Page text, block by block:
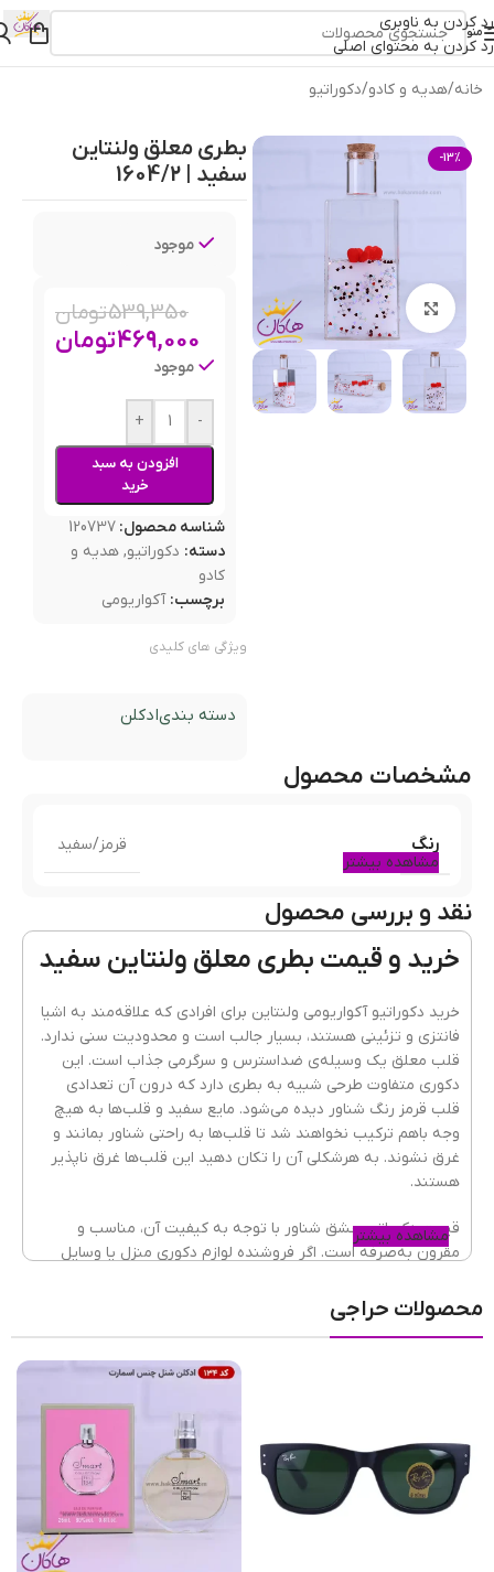
رد کردن به ناوبری
رد کردن به محتوای اصلی
منو
خانه/هدیه و کادو/دکوراتیو
-13%
بزرگنمایی تصویر
بطری معلق ولنتاین
سفید | 1604/2
موجود
539,350تومان
469,000تومان
موجود
-
+
افزودن به سبد
خرید
شناسه محصول: 120737
دسته: دکوراتیو, هدیه و
کادو
برچسب: آکواریومی
ویژگی های کلیدی
دسته بندیادکلن
مشخصات محصول
رنگ
قرمز/سفید
مشاهده بیشتر
نقد و بررسی محصول
خرید و قیمت بطری معلق ولنتاین سفید
خرید دکوراتیو آکواریومی ولنتاین برای افرادی که علاقه‌مند به اشیا
فانتزی و تزئینی هستند، بسیار جالب است و محدودیت سنی ندارد.
قلب معلق یک وسیله‌ی ضداسترس و سرگرمی جذاب است. این
دکوری متفاوت طرحی شبیه به بطری دارد که درون آن تعدادی
قلب قرمز رنگ شناور دیده می‌شود. مایع سفید و قلب‌ها به هیچ
وجه باهم ترکیب نخواهند شد تا قلب‌ها به راحتی شناور بمانند و
غرق نشوند. به هرشکلی آن را تکان دهید این قلب‌ها غرق ناپذیر
هستند.
قیمت دکوراتیو عشق شناور با توجه به کیفیت آن، مناسب و
مقرون به‌صرفه است. اگر فروشنده لوازم دکوری منزل یا وسایل
دریافت تخفیف و قیمت نهایی با پشتیبانی هاکان تماس بگیرید.
مشاهده بیشتر
محصولات حراجی